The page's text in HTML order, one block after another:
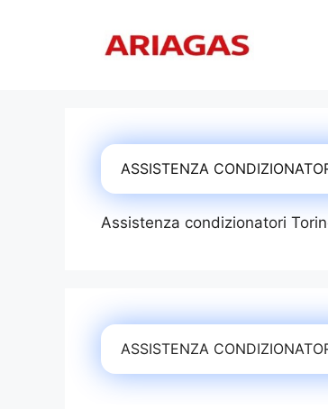
ASSISTENZA
Assistenza condizionatori
ASSISTENZA